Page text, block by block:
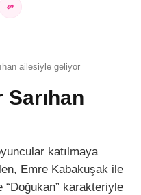
ailesiyle geliyor
Sarıhan
katılmaya
Emre Kabakuşak ile
karakteriyle